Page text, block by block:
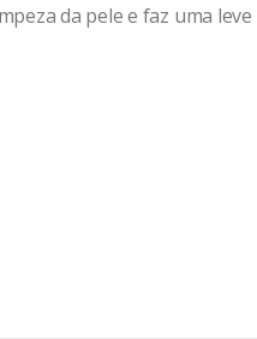
da pele e faz uma leve